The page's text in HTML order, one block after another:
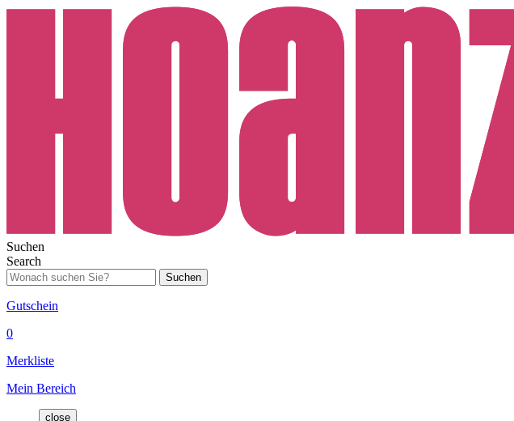
Suchen
Search
Suchen
Gutschein
0
Merkliste
Mein Bereich
close